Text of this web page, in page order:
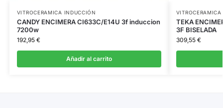
VITROCERAMICA INDUCCIÓN
CANDY ENCIMERA CI633C/E14U 3f induccion
7200w
192,95 €
Añadir al carrito
TEKA
3F BISELADA
309,55 €